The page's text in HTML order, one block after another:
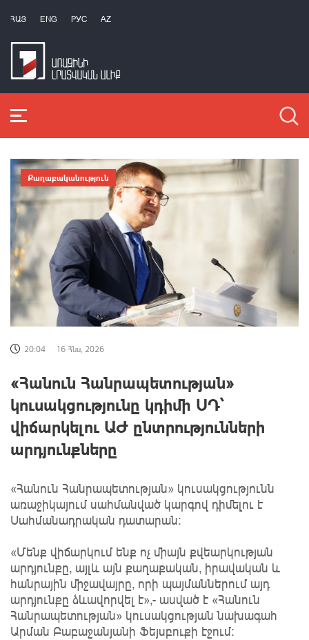
ՀԱՅ ENG РУС AZ
Քաղաքականություն
20:04 16 Հնս, 2026
«Հանուն Հանրապետության»
կուսակցությունը կդիմի ՍԴ՝
վիճարկելու ԱԺ ընտրությունների
արդյունքները
«Հանուն Հանրապետության» կուսակցությունն
առաջիկայում սահմանված կարգով դիմելու է
Սահմանադրական դատարան։
«Մենք վիճարկում ենք ոչ միայն քվեարկության
արդյունքը, այլև այն քաղաքական, իրավական և
հանրային միջավայրը, որի պայմաններում այդ
արդյունքը ձևավորվել է»,- ասված է «Հանուն
Հանրապետության» կուսակցության նախագահ
Արման Բաբաջանյանի Ֆեյսբուքի էջում: